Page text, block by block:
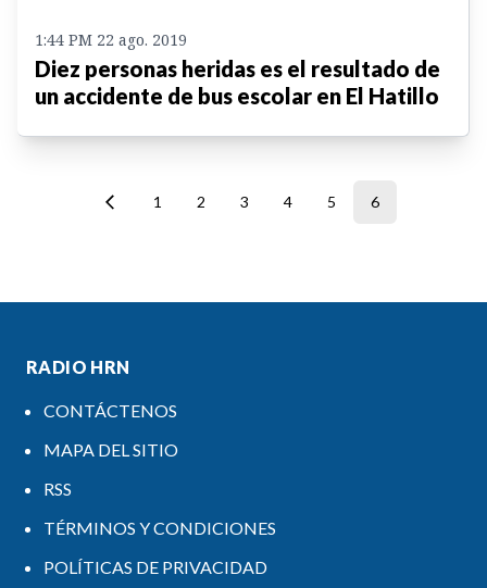
1:44 PM 22 ago. 2019
Diez personas heridas es el resultado de
un accidente de bus escolar en El Hatillo
1 2 3 4 5 6
RADIO HRN
CONTÁCTENOS
MAPA DEL SITIO
RSS
TÉRMINOS Y CONDICIONES
POLÍTICAS DE PRIVACIDAD